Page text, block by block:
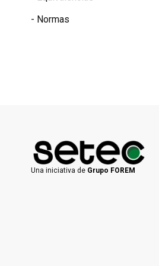
- Normas
Una iniciativa de Grupo FOREM